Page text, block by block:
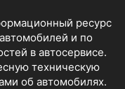
ресурс
и по
в автосервисе.
техническую
об автомобилях.